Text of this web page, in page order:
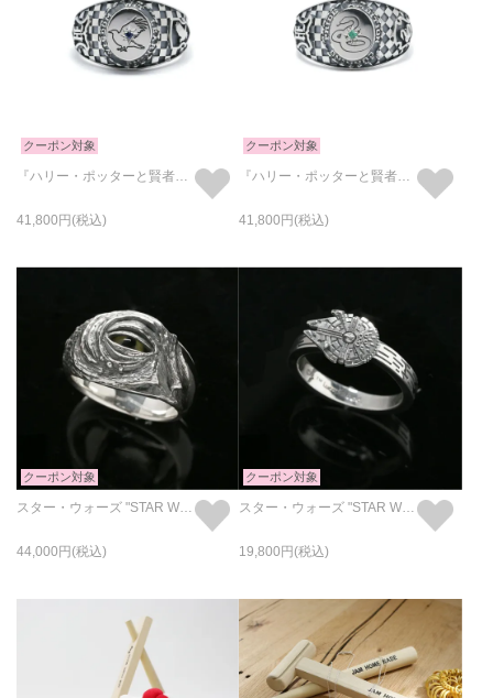
クーポン対象
『ハリー・ポッターと賢者の石』 カレッジリング - レイブンクロー
41,800
クーポン対象
『ハリー・ポッターと賢者の石』 カレッジリング - スリザリン
41,800
クーポン対象
スター・ウォーズ "STAR WARS™" ジャバ・ザ・ハット リング/指輪
44,000
クーポン対象
スター・ウォーズ "STAR WARS™" ミレニアムファルコン リング/指輪
19,800